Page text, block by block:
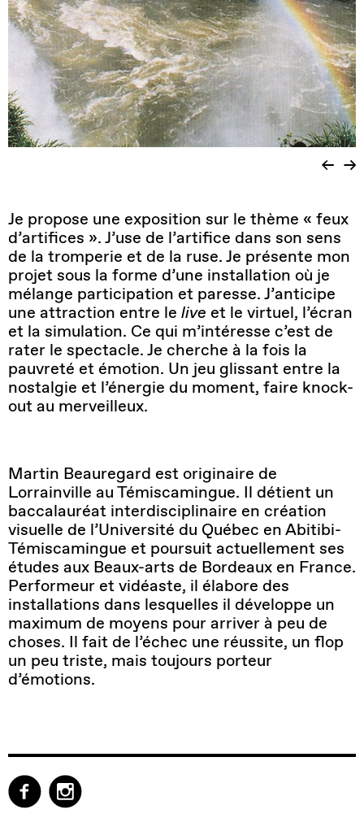
Je propose une exposition sur le thème « feux
d’artifices ». J’use de l’artifice dans son sens
de la tromperie et de la ruse. Je présente mon
projet sous la forme d’une installation où je
mélange participation et paresse. J’anticipe
une attraction entre le live et le virtuel, l’écran
et la simulation. Ce qui m’intéresse c’est de
rater le spectacle. Je cherche à la fois la
pauvreté et émotion. Un jeu glissant entre la
nostalgie et l’énergie du moment, faire knock-
out au merveilleux.
Martin Beauregard est originaire de
Lorrainville au Témiscamingue. Il détient un
baccalauréat interdisciplinaire en création
visuelle de l’Université du Québec en Abitibi-
Témiscamingue et poursuit actuellement ses
études aux Beaux-arts de Bordeaux en France.
Performeur et vidéaste, il élabore des
installations dans lesquelles il développe un
maximum de moyens pour arriver à peu de
choses. Il fait de l’échec une réussite, un flop
un peu triste, mais toujours porteur
d’émotions.